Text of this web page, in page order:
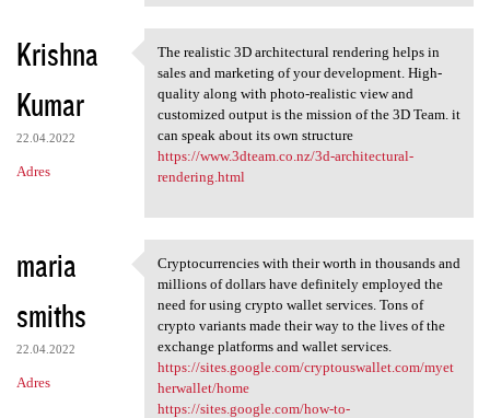
Krishna
Kumar
22.04.2022
Adres
The realistic 3D
The realistic 3D architectural rendering helps in
sales and marketing of your development. High-
quality along with photo-realistic view and
customized output is the mission of the 3D Team. it
can speak about its own structure
https://www.3dteam.co.nz/3d-architectural-
rendering.html
maria
smiths
22.04.2022
Adres
Cryptocurrencies with their
Cryptocurrencies with their worth in thousands and
millions of dollars have definitely employed the
need for using crypto wallet services. Tons of
crypto variants made their way to the lives of the
exchange platforms and wallet services.
https://sites.google.com/cryptouswallet.com/myet
herwallet/home
https://sites.google.com/how-to-